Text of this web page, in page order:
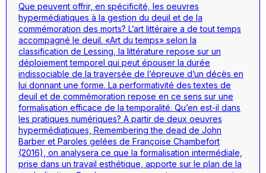
Que peuvent offrir, en spécificité, les oeuvres
hypermédiatiques à la gestion du deuil et de la
commémoration des morts? L’art littéraire a de tout temps
accompagné le deuil. «Art du temps» selon la
classification de Lessing, la littérature repose sur un
déploiement temporel qui peut épouser la durée
indissociable de la traversée de l’épreuve d’un décès en
lui donnant une forme. La performativité des textes de
deuil et de commémoration repose en ce sens sur une
formalisation efficace de la temporalité. Qu’en est-il dans
les pratiques numériques? A partir de deux oeuvres
hypermédiatiques, Remembering the dead de John
Barber et Paroles gelées de Françoise Chambefort
(2016), on analysera ce que la formalisation intermédiale,
prise dans un travail esthétique, apporte sur le plan de la